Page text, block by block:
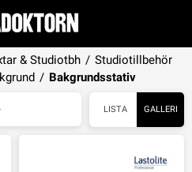
& Studiotbh / Studiotillbehör
/ Bakgrundsstativ
LISTA GALLERI